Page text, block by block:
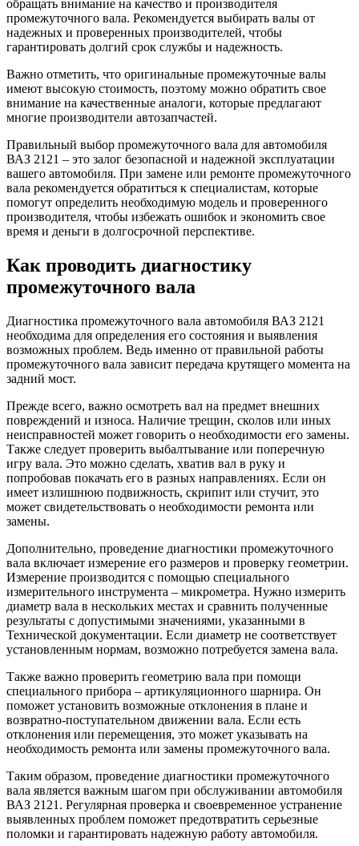
обращать внимание на качество и производителя
промежуточного вала. Рекомендуется выбирать валы от
надежных и проверенных производителей, чтобы
гарантировать долгий срок службы и надежность.
Важно отметить, что оригинальные промежуточные валы
имеют высокую стоимость, поэтому можно обратить свое
внимание на качественные аналоги, которые предлагают
многие производители автозапчастей.
Правильный выбор промежуточного вала для автомобиля
ВАЗ 2121 – это залог безопасной и надежной эксплуатации
вашего автомобиля. При замене или ремонте промежуточного
вала рекомендуется обратиться к специалистам, которые
помогут определить необходимую модель и проверенного
производителя, чтобы избежать ошибок и экономить свое
время и деньги в долгосрочной перспективе.
Как проводить диагностику
промежуточного вала
Диагностика промежуточного вала автомобиля ВАЗ 2121
необходима для определения его состояния и выявления
возможных проблем. Ведь именно от правильной работы
промежуточного вала зависит передача крутящего момента на
задний мост.
Прежде всего, важно осмотреть вал на предмет внешних
повреждений и износа. Наличие трещин, сколов или иных
неисправностей может говорить о необходимости его замены.
Также следует проверить выбалтывание или поперечную
игру вала. Это можно сделать, хватив вал в руку и
попробовав покачать его в разных направлениях. Если он
имеет излишнюю подвижность, скрипит или стучит, это
может свидетельствовать о необходимости ремонта или
замены.
Дополнительно, проведение диагностики промежуточного
вала включает измерение его размеров и проверку геометрии.
Измерение производится с помощью специального
измерительного инструмента – микрометра. Нужно измерить
диаметр вала в нескольких местах и сравнить полученные
результаты с допустимыми значениями, указанными в
Технической документации. Если диаметр не соответствует
установленным нормам, возможно потребуется замена вала.
Также важно проверить геометрию вала при помощи
специального прибора – артикуляционного шарнира. Он
поможет установить возможные отклонения в плане и
возвратно-поступательном движении вала. Если есть
отклонения или перемещения, это может указывать на
необходимость ремонта или замены промежуточного вала.
Таким образом, проведение диагностики промежуточного
вала является важным шагом при обслуживании автомобиля
ВАЗ 2121. Регулярная проверка и своевременное устранение
выявленных проблем поможет предотвратить серьезные
поломки и гарантировать надежную работу автомобиля.